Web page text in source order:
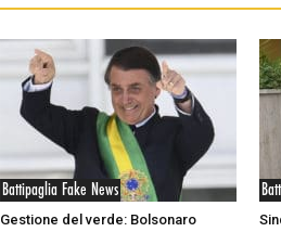
Battipaglia Fake News
Gestione del verde: Bolsonaro